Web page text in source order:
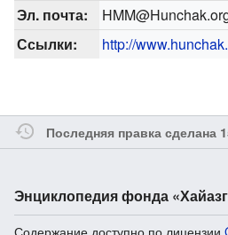
Эл. почта:
Ссылки:
http://
Последняя правка сделана
Энциклопедия фонда
Содержание доступно по лицензии